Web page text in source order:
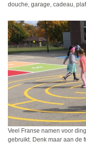
douche, garage, cadeau,
Veel Franse namen voor
gebruikt. Denk maar aan de